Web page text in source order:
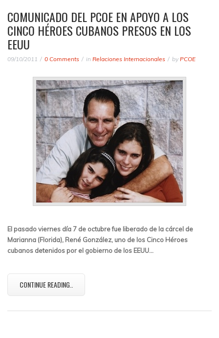
COMUNICADO DEL PCOE EN APOYO A LOS
CINCO HÉROES CUBANOS PRESOS EN LOS
EEUU
09/10/2011 0 Comments in Relaciones Internacionales by PCOE
El pasado viernes día 7 de octubre fue liberado de la cárcel de
Marianna (Florida), René González, uno de los Cinco Héroes
cubanos detenidos por el gobierno de los EEUU…
CONTINUE READING..